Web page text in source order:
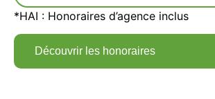
*HAI : Honoraires d’agence inclus
Découvrir les honoraires